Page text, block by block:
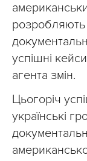
розробляють
успішні
агента змін.
Цьогоріч
українські